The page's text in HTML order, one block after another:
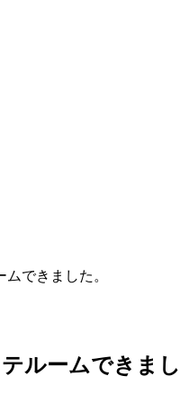
できました。
ルームできま